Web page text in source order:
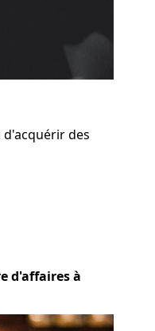
des
d'affaires à